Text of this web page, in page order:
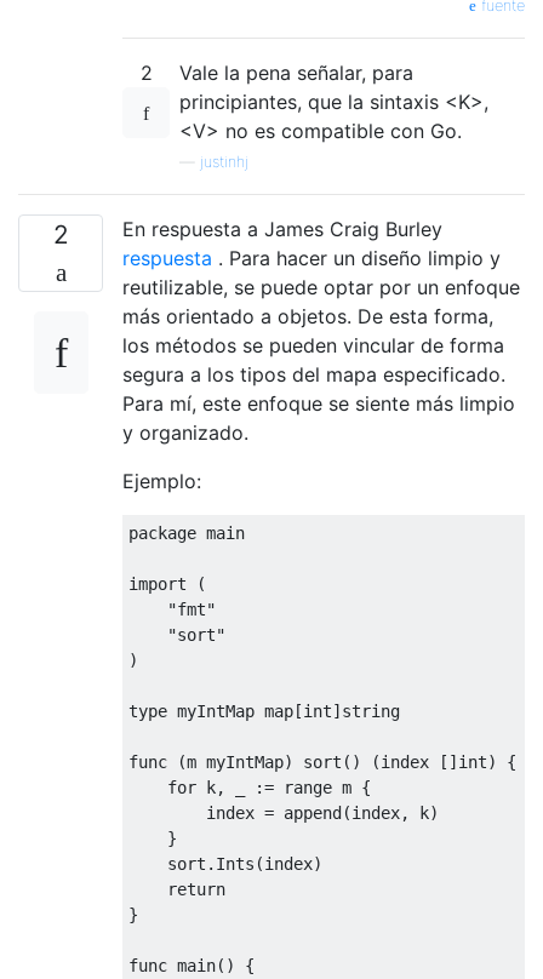
fuente
2
Vale la pena señalar, para
principiantes, que la sintaxis <K>,
<V> no es compatible con Go.
justinhj
2
En respuesta a James Craig Burley
respuesta . Para hacer un diseño limpio y
reutilizable, se puede optar por un enfoque
más orientado a objetos. De esta forma,
los métodos se pueden vincular de forma
segura a los tipos del mapa especificado.
Para mí, este enfoque se siente más limpio
y organizado.
Ejemplo:
package main
import
(
"fmt"
"sort"
)
type myIntMap map[int]string
func (m myIntMap) sort () (index []int)
{
for k, := range m {
        index
= append(index, k)
}
    sort
. Ints (index)
return
}
func main()
{